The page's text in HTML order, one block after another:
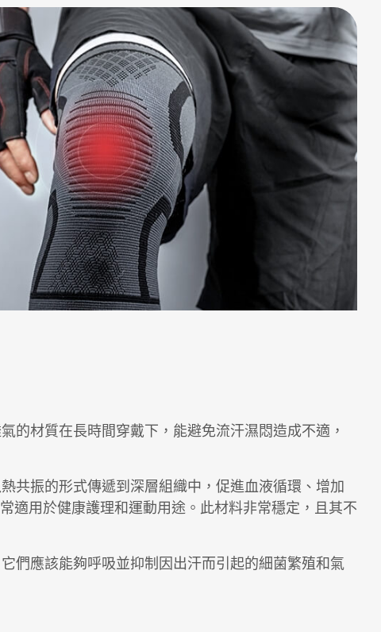
的材質在長時間穿戴下，能避免流汗濕悶造成不適，
共振的形式傳遞到深層組織中，促進血液循環、增加
適用於健康護理和運動用途。此材料非常穩定，且其不
們應該能夠呼吸並抑制因出汗而引起的細菌繁殖和氣